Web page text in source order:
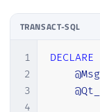
TRANSACT-SQL
1
2
3
4
DECLARE
@Msg